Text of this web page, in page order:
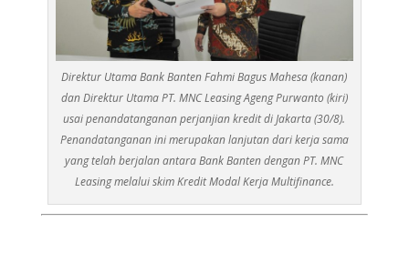
Direktur Utama Bank Banten Fahmi Bagus Mahesa (kanan)
dan Direktur Utama PT. MNC Leasing Ageng Purwanto (kiri)
usai penandatanganan perjanjian kredit di Jakarta (30/8).
Penandatanganan ini merupakan lanjutan dari kerja sama
yang telah berjalan antara Bank Banten dengan PT. MNC
Leasing melalui skim Kredit Modal Kerja Multifinance.